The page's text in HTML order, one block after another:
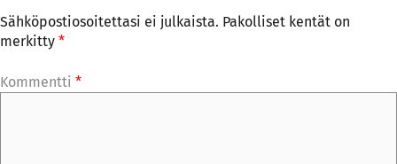
Sähköpostiosoitettasi ei julkaista. Pakolliset kentät on
merkitty *
Kommentti *